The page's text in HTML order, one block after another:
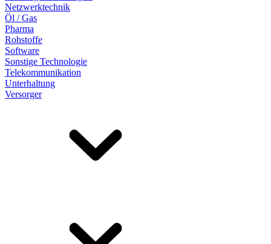
Netzwerktechnik
Öl / Gas
Pharma
Rohstoffe
Software
Sonstige Technologie
Telekommunikation
Unterhaltung
Versorger